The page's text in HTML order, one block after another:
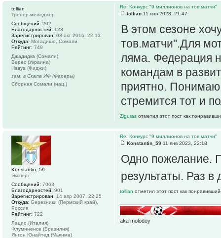
Re: Конкурс "9 миллионов на тов.матчи"
tollian 11 янв 2023, 21:47
В этом сезоне
тов.матчи".Для
ляма. Федерация
командам в
приятно. Понимаю
стремится тот и
Ziguras отметил этот пост как
tollian
Тренер-менеджер
Сообщений: 202
Благодарностей: 123
Зарегистрирован: 03 окт 2016, 22:13
Откуда: Могадишо, Сомали
Рейтинг: 749
Джадидка (Сомали)
Верес (Украина)
Навуа (Фиджи)
зам. в Скала ИФ (Фареры)
Сборная Сомали (нац.)
Re: Конкурс "9 миллионов на тов.матчи"
Konstantin_59 11 янв 2023, 22:18
Одно пожелание.
результаты. Раз
tollian отметил этот пост как
aka molodoy
Konstantin_59
Эксперт
Сообщений: 7063
Благодарностей: 901
Зарегистрирован: 14 апр 2007, 22:25
Откуда: Березники (Пермский край),
Россия
Рейтинг: 722
Лацио (Италия)
Флуминенсе (Бразилия)
Янгон Юнайтед (Мьянма)